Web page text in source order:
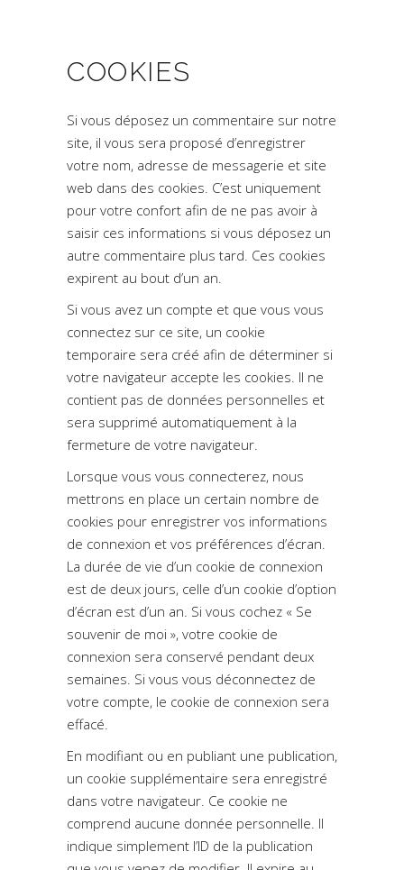
COOKIES
Si vous déposez un commentaire sur notre
site, il vous sera proposé d’enregistrer
votre nom, adresse de messagerie et site
web dans des cookies. C’est uniquement
pour votre confort afin de ne pas avoir à
saisir ces informations si vous déposez un
autre commentaire plus tard. Ces cookies
expirent au bout d’un an.
Si vous avez un compte et que vous vous
connectez sur ce site, un cookie
temporaire sera créé afin de déterminer si
votre navigateur accepte les cookies. Il ne
contient pas de données personnelles et
sera supprimé automatiquement à la
fermeture de votre navigateur.
Lorsque vous vous connecterez, nous
mettrons en place un certain nombre de
cookies pour enregistrer vos informations
de connexion et vos préférences d’écran.
La durée de vie d’un cookie de connexion
est de deux jours, celle d’un cookie d’option
d’écran est d’un an. Si vous cochez « Se
souvenir de moi », votre cookie de
connexion sera conservé pendant deux
semaines. Si vous vous déconnectez de
votre compte, le cookie de connexion sera
effacé.
En modifiant ou en publiant une publication,
un cookie supplémentaire sera enregistré
dans votre navigateur. Ce cookie ne
comprend aucune donnée personnelle. Il
indique simplement l’ID de la publication